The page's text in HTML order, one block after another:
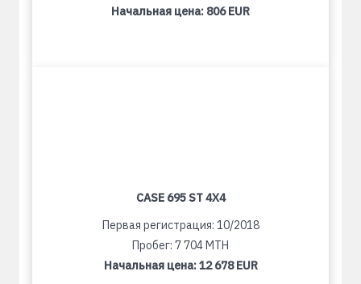
Начальная цена: 806 EUR
CASE 695 ST 4X4
Первая регистрация: 10/2018
Пробег: 7 704 MTH
Начальная цена:12 678 EUR